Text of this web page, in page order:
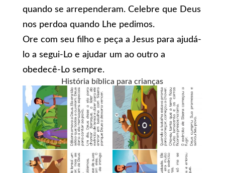
quando se arrependeram. Celebre que Deus
nos perdoa quando Lhe pedimos.
Ore com seu filho e peça a Jesus para ajudá-
lo a segui-Lo e ajudar um ao outro a
obedecê-Lo sempre.
História bíblica para crianças